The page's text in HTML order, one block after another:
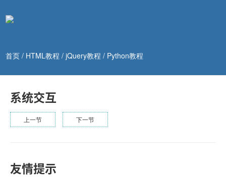
首页 / HTML教程 /jQuery教程 / Python教程
系统交互
上一节 下一节
友情提示